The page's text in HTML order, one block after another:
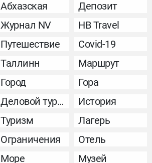
Абхазская
Депозит
Журнал NV
НВ Travel
Путешествие
Covid-19
Таллинн
Маршрут
Город
Гора
Деловой туризм
История
Туризм
Лагерь
Ограничения
Отель
Море
Музей